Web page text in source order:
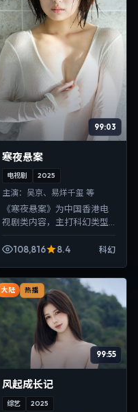
99:03
寒夜悬案
电视剧 2025
主演： 吴京、易烊千玺 等
《寒夜悬案》为中国香港电
视剧类内容，主打科幻类型
晰，适合移动端与电视端随
108,816 8.4 科幻
大陆 热播
99:55
风起成长记
综艺 2025